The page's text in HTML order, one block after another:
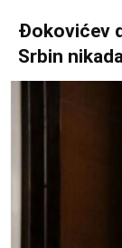
Đokovićev
Srbin